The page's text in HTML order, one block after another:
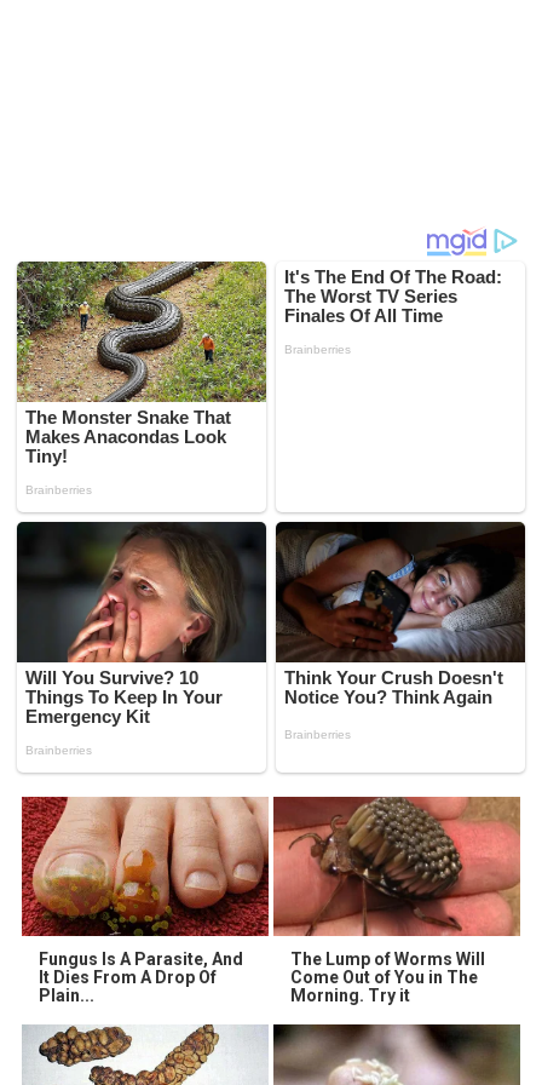
Fungus Is A Parasite, And
It Dies From A Drop Of
Plain...
The Lump of Worms Will
Come Out of You in The
Morning. Try it